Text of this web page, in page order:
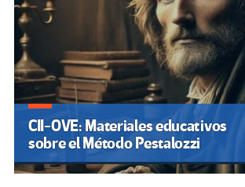
CII-OVE: Materiales educativos
sobre el Método Pestalozzi